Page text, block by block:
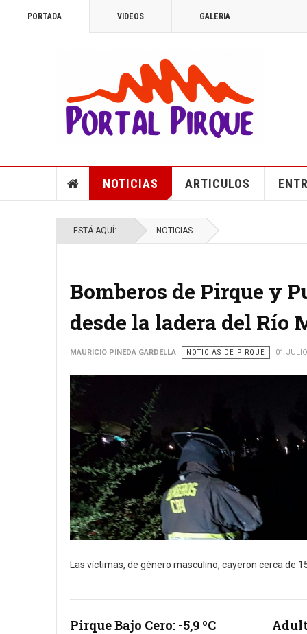
PORTADA VIDEOS GALERIA
NOTICIAS ARTICULOS
ESTÁ AQUÍ: NOTICIAS
Bomberos de Pirque y
desde la ladera del Río
MAURICIO PINEDA GARDELLA NOTICIAS DE PIRQUE 01
Las víctimas, de género masculino, cayeron cerca de
Pirque Bajo Cero: -5,9 ºC